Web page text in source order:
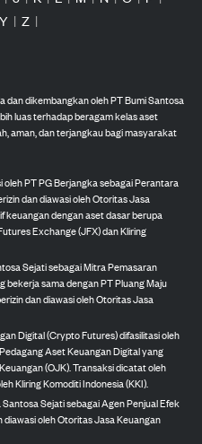
Y | Z |
dan dikembangkan oleh PT Bumi Santosa
luas terhadap beragam kelas aset
aman, dan terjangkau bagi masyarakat
oleh PT PG Berjangka sebagai Perantara
dan diawasi oleh Otoritas Jasa
keuangan dengan aset dasar berupa
Exchange (JFX) dan Kliring
Sejati sebagai Mitra Pemasaran
bekerja sama dengan PT Pluang Maju
dan diawasi oleh Otoritas Jasa
Digital (Crypto Futures) difasilitasi oleh
Aset Keuangan Digital yang
(OJK). Transaksi dicatat oleh
Kliring Komoditi Indonesia (KKI).
Sejati sebagai Agen Penjual Efek
oleh Otoritas Jasa Keuangan